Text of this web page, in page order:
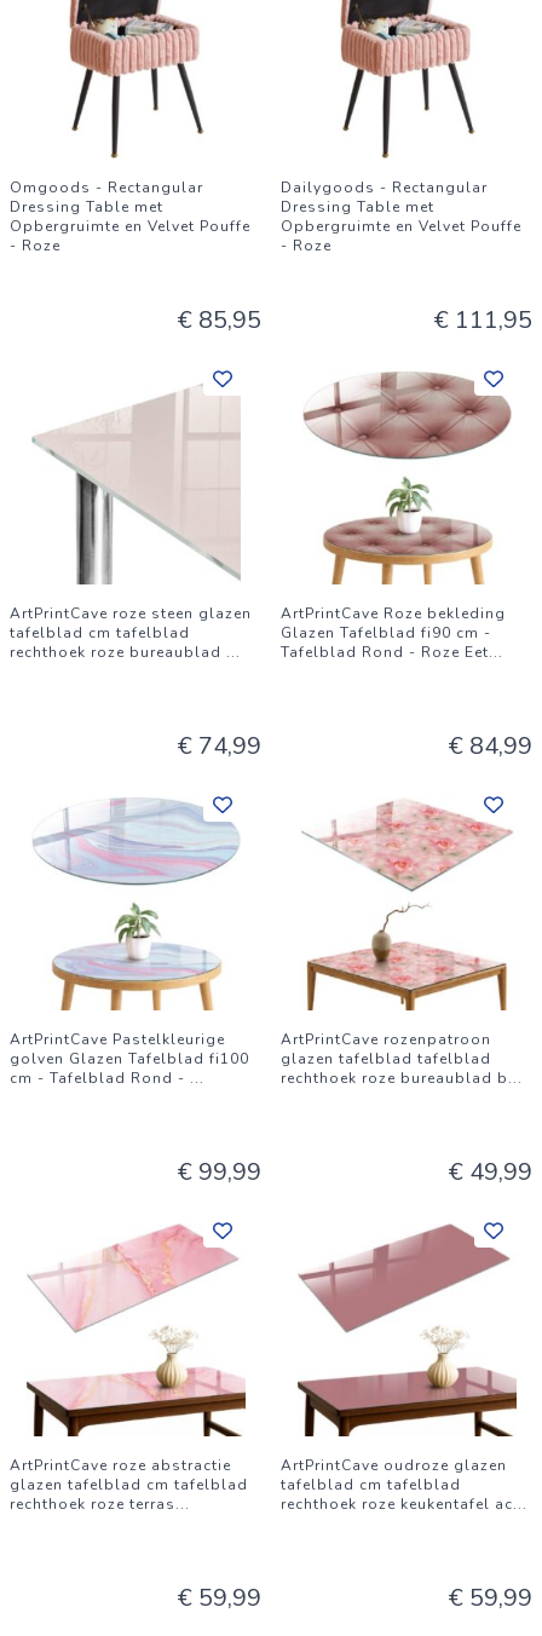
Omgoods - Rectangular
Dressing Table met
Opbergruimte en Velvet Pouffe
- Roze
€ 85,95
Dailygoods - Rectangular
Dressing Table met
Opbergruimte en Velvet Pouffe
- Roze
€ 111,95
ArtPrintCave roze steen glazen
tafelblad cm tafelblad
rechthoek roze bureaublad ...
€ 74,99
ArtPrintCave Roze bekleding
Glazen Tafelblad fi90 cm -
Tafelblad Rond - Roze Eet...
€ 84,99
ArtPrintCave Pastelkleurige
golven Glazen Tafelblad fi100
cm - Tafelblad Rond - ...
€ 99,99
ArtPrintCave rozenpatroon
glazen tafelblad tafelblad
rechthoek roze bureaublad b...
€ 49,99
ArtPrintCave roze abstractie
glazen tafelblad cm tafelblad
rechthoek roze terras...
€ 59,99
ArtPrintCave oudroze glazen
tafelblad cm tafelblad
rechthoek roze keukentafel ac...
€ 59,99